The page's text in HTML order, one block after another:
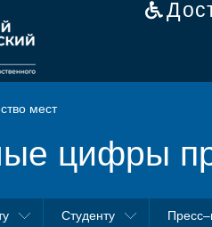
мест
цифры
Студенту